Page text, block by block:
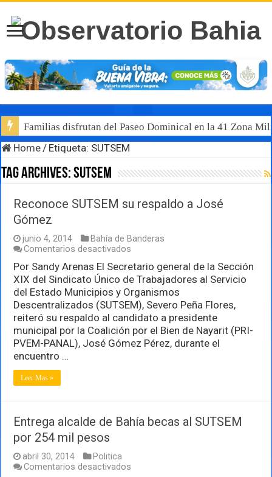
Familias disfrutan del Paseo Dominical en la 41 Zona
Home / Etiqueta: SUTSEM
Tag Archives:SUTSEM
Reconoce SUTSEM su respaldo a José
Gómez
junio 4, 2014
Bahía de Banderas
Comentarios desactivados
SUTSEM
su
respaldo
a
José
Gómez
Por Sandy Arenas El Secretario general de la Sección
XIX del Sindicato Único de Trabajadores al Servicio
del Estado Municipios y Organismos
Descentralizados (SUTSEM), Severo Peña Flores,
reiteró su respaldo al candidato a presidente
municipal por la Coalición por el Bien de Nayarit (PRI-
PVEM-PANAL), José Gómez Pérez, durante el
encuentro …
Leer Mas »
Entrega alcalde de Bahía becas al SUTSEM
por 254 mil pesos
abril 30, 2014
Politica
Comentarios desactivados